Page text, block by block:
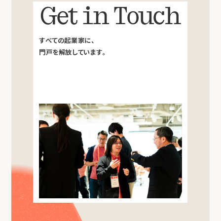
Get in Touch
すべての起業家に、
門戸を解放しています。